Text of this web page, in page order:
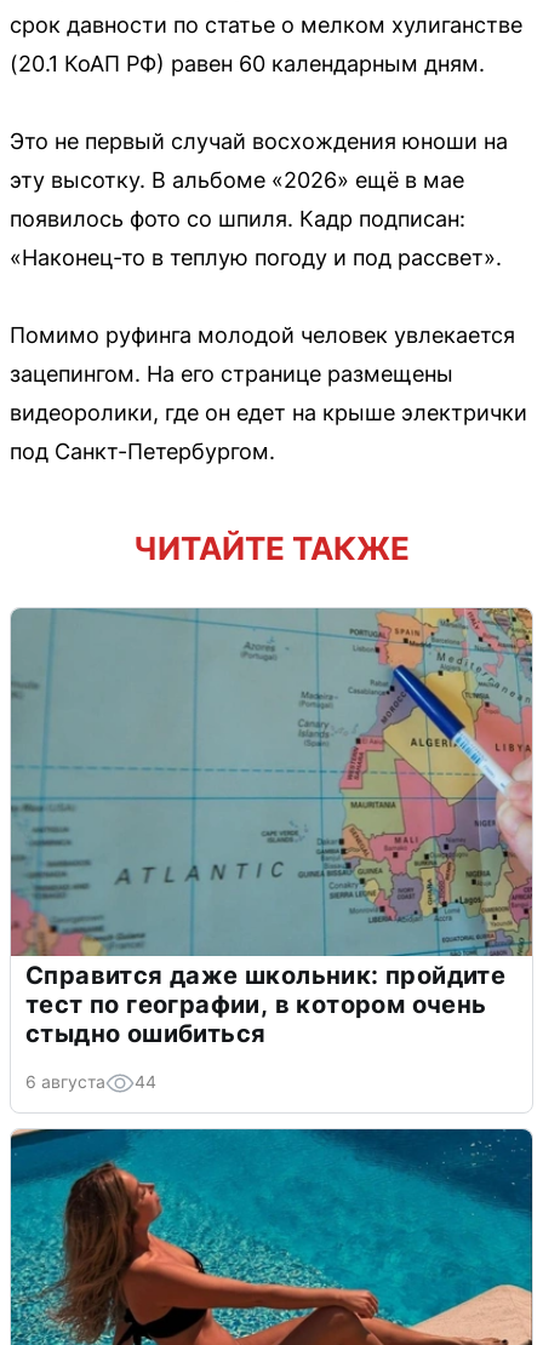
срок давности по статье о мелком хулиганстве
(20.1 КоАП РФ) равен 60 календарным дням.
Это не первый случай восхождения юноши на
эту высотку. В альбоме «2026» ещё в мае
появилось фото со шпиля. Кадр подписан:
«Наконец-то в теплую погоду и под рассвет».
Помимо руфинга молодой человек увлекается
зацепингом. На его странице размещены
видеоролики, где он едет на крыше электрички
под Санкт-Петербургом.
ЧИТАЙТЕ ТАКЖЕ
Справится даже школьник: пройдите
тест по географии, в котором очень
стыдно ошибиться
6 августа 44